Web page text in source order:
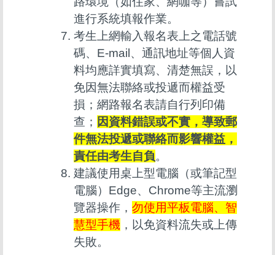
進行系統填報作業。
考生上網輸入報名表上之電話號
碼、E-mail、通訊地址等個人資
料均應詳實填寫、清楚無誤，以
免因無法聯絡或投遞而權益受
損；網路報名表請自行列印備
查； 因資料錯誤或不實，導致郵
件無法投遞或聯絡而影響權益，
責任由考生自負。
建議使用桌上型電腦（或筆記型
電腦）Edge、Chrome等主流瀏
覽器操作， 勿使用平板電腦、智
慧型手機 ，以免資料流失或上傳
失敗。